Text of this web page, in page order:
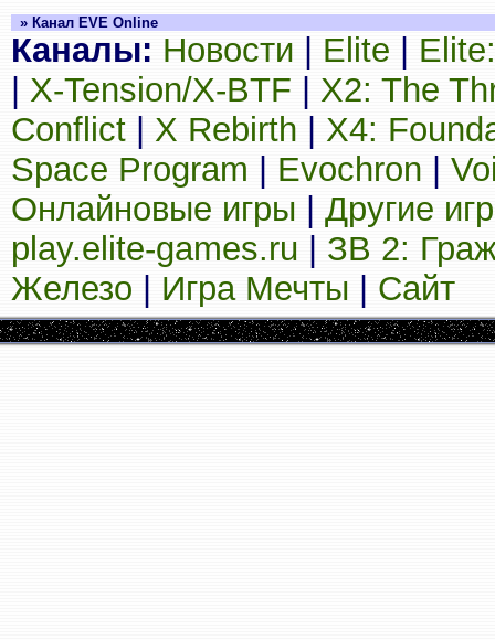
» Канал EVE Online
Каналы: Новости Elite
X-Tension/X-BTF
X2: The
Conflict
X Rebirth
X4:
Space Program
Evochron
Онлайновые игры
Другие
play.elite-games.ru
ЗВ 2:
Железо
Игра Мечты Сайт